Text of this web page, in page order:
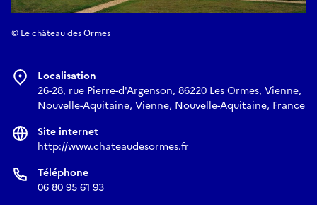
© Le château des Ormes
Localisation
26-28, rue Pierre-d'Argenson, 86220 Les Ormes, Vienne,
Nouvelle-Aquitaine, Vienne, Nouvelle-Aquitaine, France
Site internet
http://www.chateaudesormes.fr
Téléphone
06 80 95 61 93